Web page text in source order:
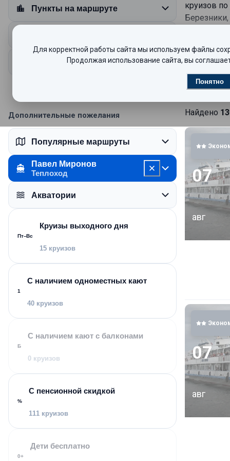
Пункты на маршруте
Продолжительность круиза
Дополнительные пожелания
Популярные маршруты
Павел Миронов
Теплоход
Акватории
Пт–Вс
Круизы выходного дня
15 круизов
1
С наличием одноместных кают
40 круизов
Б
С наличием кают с балконами
0 круизов
%
С пенсионной скидкой
111 круизов
0+
Дети бесплатно
круизов
В 2018
Для
4 каюты
до 4-х
8 кают
10
5
Все каюты
гостей
Два
Каждый
Самых
Круизы
Найдено
07
авг
07
авг
Для корректной работы сайта мы используем файлы
Продолжая использование сайта, вы
Понятно